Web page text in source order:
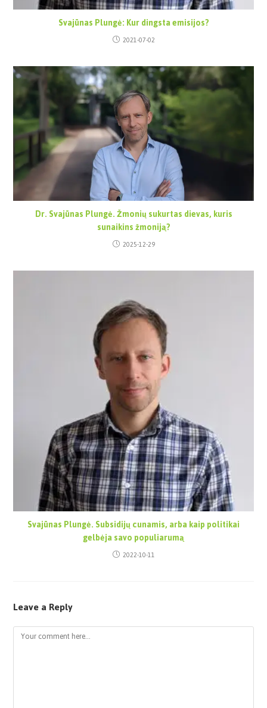
Svajūnas Plungė: Kur dingsta emisijos?
2021-07-02
Dr. Svajūnas Plungė. Žmonių sukurtas dievas, kuris
sunaikins žmoniją?
2025-12-29
Svajūnas Plungė. Subsidijų cunamis, arba kaip politikai
gelbėja savo populiarumą
2022-10-11
Leave a Reply